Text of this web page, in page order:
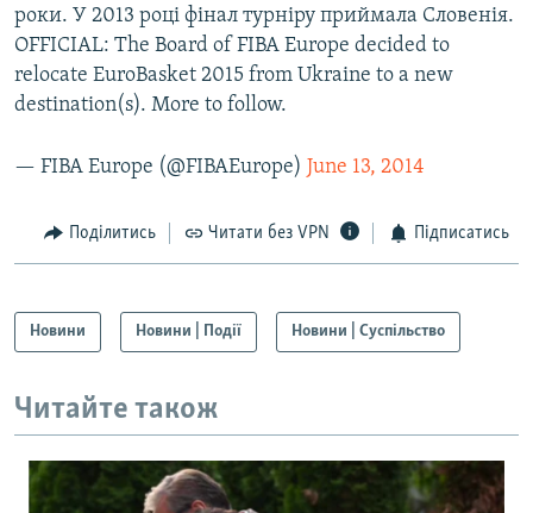
роки. У 2013 році фінал турніру приймала Словенія.
OFFICIAL: The Board of FIBA Europe decided to
relocate EuroBasket 2015 from Ukraine to a new
destination(s). More to follow.
— FIBA Europe (@FIBAEurope) June 13, 2014
Поділитись Читати без VPN Підписатись
Новини Новини | Події Новини | Суспільство
Читайте також